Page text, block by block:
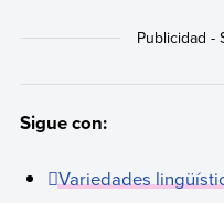
Sigue con:
Variedades